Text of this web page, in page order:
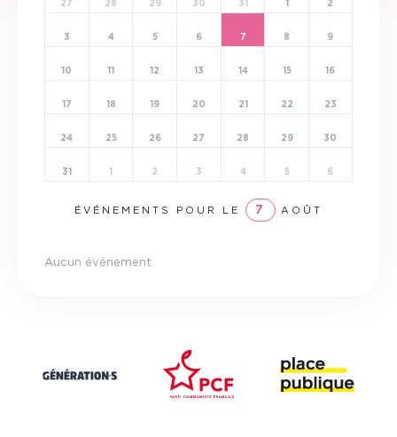
27 28 29 30 31 1 2
3 4 5 6 7 8 9
10 11 12 13 14 15 16
17 18 19 20 21 22 23
24 25 26 27 28 29 30
31 1 2 3 4 5 6
ÉVÉNEMENTS POUR LE 7 AOÛT
Aucun événement